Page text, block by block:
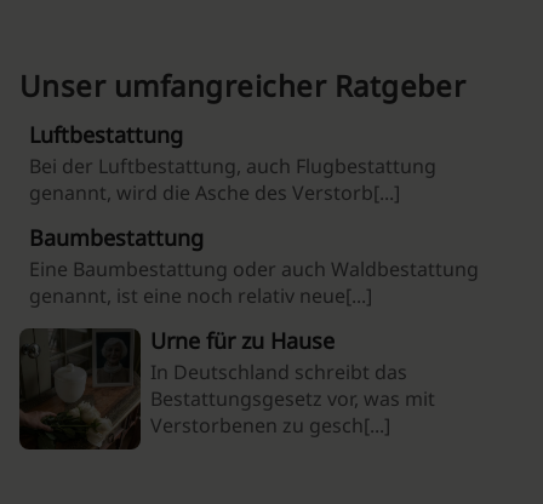
Unser umfangreicher Ratgeber
Luftbestattung
Bei der Luftbestattung, auch Flugbestattung
genannt, wird die Asche des Verstorb[...]
Baumbestattung
Eine Baumbestattung oder auch Waldbestattung
genannt, ist eine noch relativ neue[...]
Urne für zu Hause
In Deutschland schreibt das
Bestattungsgesetz vor, was mit
Verstorbenen zu gesch[...]